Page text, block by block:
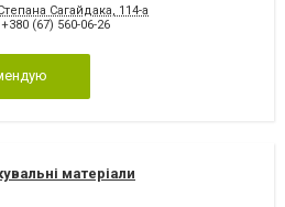
Сагайдака, 114-а
+380 (67) 560-06-26
матеріали